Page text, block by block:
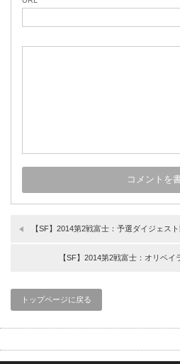
【SF】2014第2戦富士：予選ダイジェス
【SF】2014第2戦富士：オリベイ
トップページに戻る